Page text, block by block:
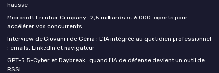
hausse
Microsoft Frontier Company : 2,5 milliards et 6 000 experts pour
accélérer vos concurrents
Interview de Giovanni de Génia : L’IA intégrée au quotidien professionnel
: emails, LinkedIn et navigateur
GPT-5.5-Cyber et Daybreak : quand l'IA de défense devient un outil de
RSSI